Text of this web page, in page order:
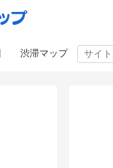
渋滞マップ